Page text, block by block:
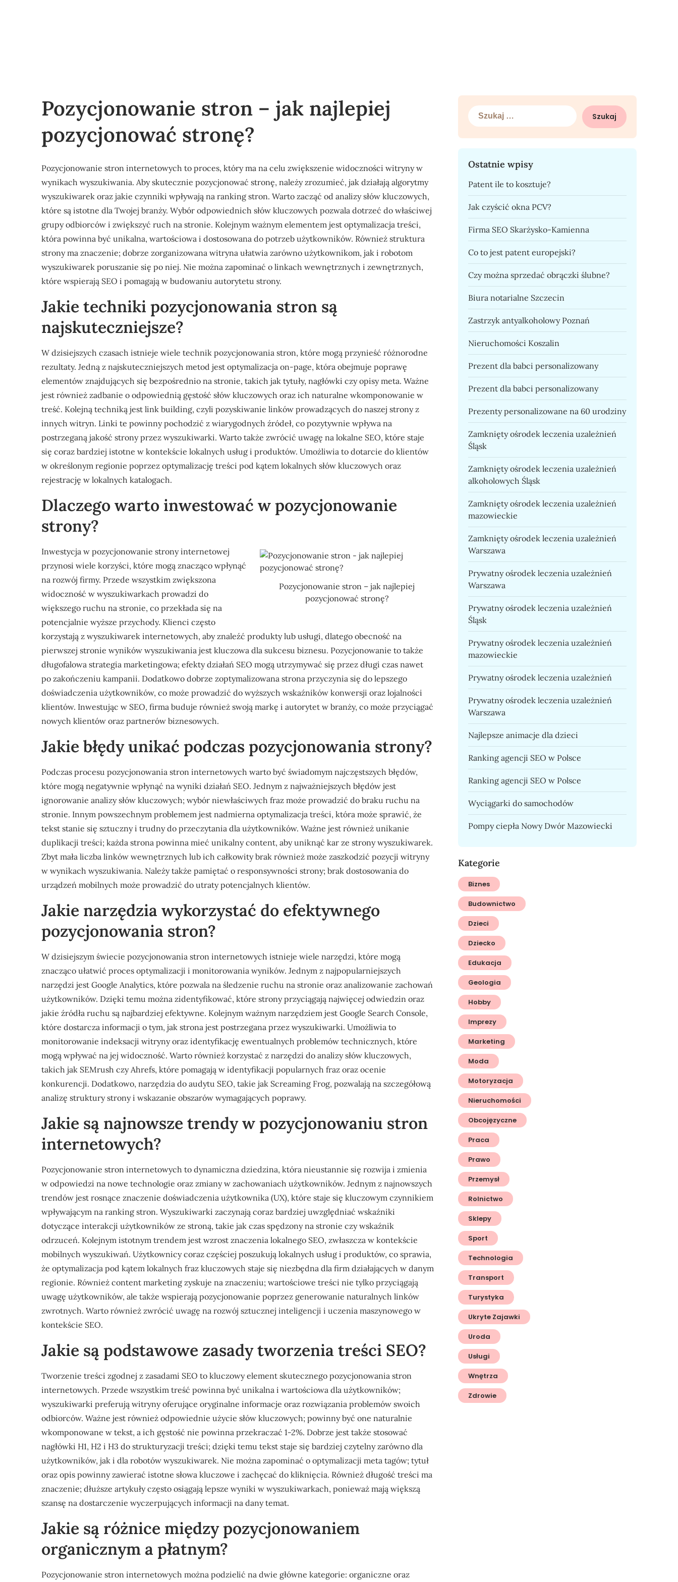
Pozycjonowanie stron – jak najlepiej
pozycjonować stronę?
Pozycjonowanie stron internetowych to proces, który ma na celu zwiększenie widoczności witryny w
wynikach wyszukiwania. Aby skutecznie pozycjonować stronę, należy zrozumieć, jak działają algorytmy
wyszukiwarek oraz jakie czynniki wpływają na ranking stron. Warto zacząć od analizy słów kluczowych,
które są istotne dla Twojej branży. Wybór odpowiednich słów kluczowych pozwala dotrzeć do właściwej
grupy odbiorców i zwiększyć ruch na stronie. Kolejnym ważnym elementem jest optymalizacja treści,
która powinna być unikalna, wartościowa i dostosowana do potrzeb użytkowników. Również struktura
strony ma znaczenie; dobrze zorganizowana witryna ułatwia zarówno użytkownikom, jak i robotom
wyszukiwarek poruszanie się po niej. Nie można zapominać o linkach wewnętrznych i zewnętrznych,
które wspierają SEO i pomagają w budowaniu autorytetu strony.
Jakie techniki pozycjonowania stron są
najskuteczniejsze?
W dzisiejszych czasach istnieje wiele technik pozycjonowania stron, które mogą przynieść różnorodne
rezultaty. Jedną z najskuteczniejszych metod jest optymalizacja on-page, która obejmuje poprawę
elementów znajdujących się bezpośrednio na stronie, takich jak tytuły, nagłówki czy opisy meta. Ważne
jest również zadbanie o odpowiednią gęstość słów kluczowych oraz ich naturalne wkomponowanie w
treść. Kolejną techniką jest link building, czyli pozyskiwanie linków prowadzących do naszej strony z
innych witryn. Linki te powinny pochodzić z wiarygodnych źródeł, co pozytywnie wpływa na
postrzeganą jakość strony przez wyszukiwarki. Warto także zwrócić uwagę na lokalne SEO, które staje
się coraz bardziej istotne w kontekście lokalnych usług i produktów. Umożliwia to dotarcie do klientów
w określonym regionie poprzez optymalizację treści pod kątem lokalnych słów kluczowych oraz
rejestrację w lokalnych katalogach.
Dlaczego warto inwestować w pozycjonowanie
strony?
Pozycjonowanie stron – jak najlepiej
pozycjonować stronę?
Inwestycja w pozycjonowanie strony internetowej
przynosi wiele korzyści, które mogą znacząco wpłynąć
na rozwój firmy. Przede wszystkim zwiększona
widoczność w wyszukiwarkach prowadzi do
większego ruchu na stronie, co przekłada się na
potencjalnie wyższe przychody. Klienci często
korzystają z wyszukiwarek internetowych, aby znaleźć produkty lub usługi, dlatego obecność na
pierwszej stronie wyników wyszukiwania jest kluczowa dla sukcesu biznesu. Pozycjonowanie to także
długofalowa strategia marketingowa; efekty działań SEO mogą utrzymywać się przez długi czas nawet
po zakończeniu kampanii. Dodatkowo dobrze zoptymalizowana strona przyczynia się do lepszego
doświadczenia użytkowników, co może prowadzić do wyższych wskaźników konwersji oraz lojalności
klientów. Inwestując w SEO, firma buduje również swoją markę i autorytet w branży, co może przyciągać
nowych klientów oraz partnerów biznesowych.
Jakie błędy unikać podczas pozycjonowania strony?
Podczas procesu pozycjonowania stron internetowych warto być świadomym najczęstszych błędów,
które mogą negatywnie wpłynąć na wyniki działań SEO. Jednym z najważniejszych błędów jest
ignorowanie analizy słów kluczowych; wybór niewłaściwych fraz może prowadzić do braku ruchu na
stronie. Innym powszechnym problemem jest nadmierna optymalizacja treści, która może sprawić, że
tekst stanie się sztuczny i trudny do przeczytania dla użytkowników. Ważne jest również unikanie
duplikacji treści; każda strona powinna mieć unikalny content, aby uniknąć kar ze strony wyszukiwarek.
Zbyt mała liczba linków wewnętrznych lub ich całkowity brak również może zaszkodzić pozycji witryny
w wynikach wyszukiwania. Należy także pamiętać o responsywności strony; brak dostosowania do
urządzeń mobilnych może prowadzić do utraty potencjalnych klientów.
Jakie narzędzia wykorzystać do efektywnego
pozycjonowania stron?
W dzisiejszym świecie pozycjonowania stron internetowych istnieje wiele narzędzi, które mogą
znacząco ułatwić proces optymalizacji i monitorowania wyników. Jednym z najpopularniejszych
narzędzi jest Google Analytics, które pozwala na śledzenie ruchu na stronie oraz analizowanie zachowań
użytkowników. Dzięki temu można zidentyfikować, które strony przyciągają najwięcej odwiedzin oraz
jakie źródła ruchu są najbardziej efektywne. Kolejnym ważnym narzędziem jest Google Search Console,
które dostarcza informacji o tym, jak strona jest postrzegana przez wyszukiwarki. Umożliwia to
monitorowanie indeksacji witryny oraz identyfikację ewentualnych problemów technicznych, które
mogą wpływać na jej widoczność. Warto również korzystać z narzędzi do analizy słów kluczowych,
takich jak SEMrush czy Ahrefs, które pomagają w identyfikacji popularnych fraz oraz ocenie
konkurencji. Dodatkowo, narzędzia do audytu SEO, takie jak Screaming Frog, pozwalają na szczegółową
analizę struktury strony i wskazanie obszarów wymagających poprawy.
Jakie są najnowsze trendy w pozycjonowaniu stron
internetowych?
Pozycjonowanie stron internetowych to dynamiczna dziedzina, która nieustannie się rozwija i zmienia
w odpowiedzi na nowe technologie oraz zmiany w zachowaniach użytkowników. Jednym z najnowszych
trendów jest rosnące znaczenie doświadczenia użytkownika (UX), które staje się kluczowym czynnikiem
wpływającym na ranking stron. Wyszukiwarki zaczynają coraz bardziej uwzględniać wskaźniki
dotyczące interakcji użytkowników ze stroną, takie jak czas spędzony na stronie czy wskaźnik
odrzuceń. Kolejnym istotnym trendem jest wzrost znaczenia lokalnego SEO, zwłaszcza w kontekście
mobilnych wyszukiwań. Użytkownicy coraz częściej poszukują lokalnych usług i produktów, co sprawia,
że optymalizacja pod kątem lokalnych fraz kluczowych staje się niezbędna dla firm działających w danym
regionie. Również content marketing zyskuje na znaczeniu; wartościowe treści nie tylko przyciągają
uwagę użytkowników, ale także wspierają pozycjonowanie poprzez generowanie naturalnych linków
zwrotnych. Warto również zwrócić uwagę na rozwój sztucznej inteligencji i uczenia maszynowego w
kontekście SEO.
Jakie są podstawowe zasady tworzenia treści SEO?
Tworzenie treści zgodnej z zasadami SEO to kluczowy element skutecznego pozycjonowania stron
internetowych. Przede wszystkim treść powinna być unikalna i wartościowa dla użytkowników;
wyszukiwarki preferują witryny oferujące oryginalne informacje oraz rozwiązania problemów swoich
odbiorców. Ważne jest również odpowiednie użycie słów kluczowych; powinny być one naturalnie
wkomponowane w tekst, a ich gęstość nie powinna przekraczać 1-2%. Dobrze jest także stosować
nagłówki H1, H2 i H3 do strukturyzacji treści; dzięki temu tekst staje się bardziej czytelny zarówno dla
użytkowników, jak i dla robotów wyszukiwarek. Nie można zapominać o optymalizacji meta tagów; tytuł
oraz opis powinny zawierać istotne słowa kluczowe i zachęcać do kliknięcia. Również długość treści ma
znaczenie; dłuższe artykuły często osiągają lepsze wyniki w wyszukiwarkach, ponieważ mają większą
szansę na dostarczenie wyczerpujących informacji na dany temat.
Jakie są różnice między pozycjonowaniem
organicznym a płatnym?
Pozycjonowanie stron internetowych można podzielić na dwie główne kategorie: organiczne oraz
Szukaj:
Ostatnie wpisy
Patent ile to kosztuje?
Jak czyścić okna PCV?
Firma SEO Skarżysko-Kamienna
Co to jest patent europejski?
Czy można sprzedać obrączki ślubne?
Biura notarialne Szczecin
Zastrzyk antyalkoholowy Poznań
Nieruchomości Koszalin
Prezent dla babci personalizowany
Prezent dla babci personalizowany
Prezenty personalizowane na 60 urodziny
Zamknięty ośrodek leczenia uzależnień
Śląsk
Zamknięty ośrodek leczenia uzależnień
alkoholowych Śląsk
Zamknięty ośrodek leczenia uzależnień
mazowieckie
Zamknięty ośrodek leczenia uzależnień
Warszawa
Prywatny ośrodek leczenia uzależnień
Warszawa
Prywatny ośrodek leczenia uzależnień
Śląsk
Prywatny ośrodek leczenia uzależnień
mazowieckie
Prywatny ośrodek leczenia uzależnień
Prywatny ośrodek leczenia uzależnień
Warszawa
Najlepsze animacje dla dzieci
Ranking agencji SEO w Polsce
Ranking agencji SEO w Polsce
Wyciągarki do samochodów
Pompy ciepła Nowy Dwór Mazowiecki
Kategorie
Biznes
Budownictwo
Dzieci
Dziecko
Edukacja
Geologia
Hobby
Imprezy
Marketing
Moda
Motoryzacja
Nieruchomości
Obcojęzyczne
Praca
Prawo
Przemysł
Rolnictwo
Sklepy
Sport
Technologia
Transport
Turystyka
Ukryte Zajawki
Uroda
Usługi
Wnętrza
Zdrowie